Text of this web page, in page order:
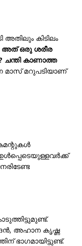
കിടിലം
അത് ഒരു ശരീര
കാണാത്ത
മാസ് മറുപടിയാണ്
അഹാന കൃഷ്ണ
ഭാഗമായിട്ടുണ്ട്.